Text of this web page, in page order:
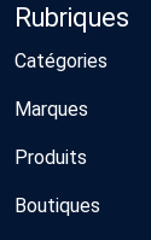
Rubriques
Catégories
Marques
Produits
Boutiques